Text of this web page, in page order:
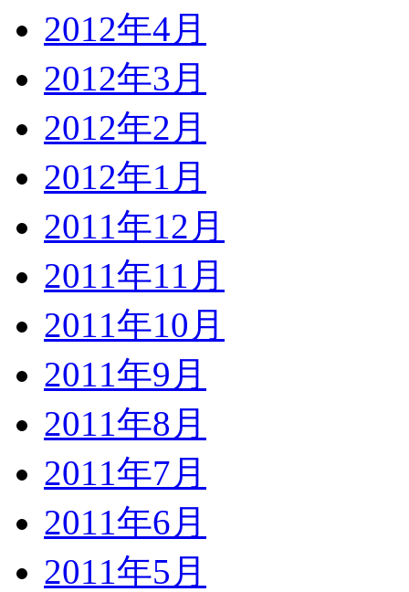
2012年4月
2012年3月
2012年2月
2012年1月
2011年12月
2011年11月
2011年10月
2011年9月
2011年8月
2011年7月
2011年6月
2011年5月